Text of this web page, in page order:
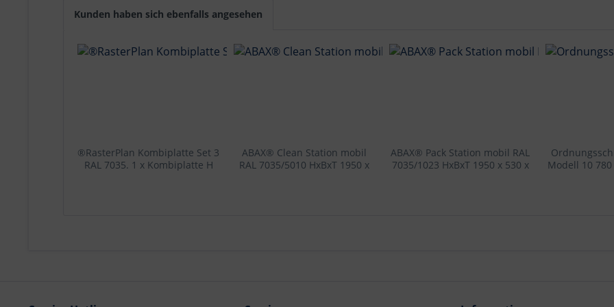
Kunden haben sich ebenfalls angesehen
®RasterPlan Kombiplatte Set 3
RAL 7035. 1 x Kombiplatte H
ABAX® Clean Station mobil
RAL 7035/5010 HxBxT 1950 x
ABAX® Pack Station mobil RAL
7035/1023 HxBxT 1950 x 530 x
Modell 10
RAL 7035.